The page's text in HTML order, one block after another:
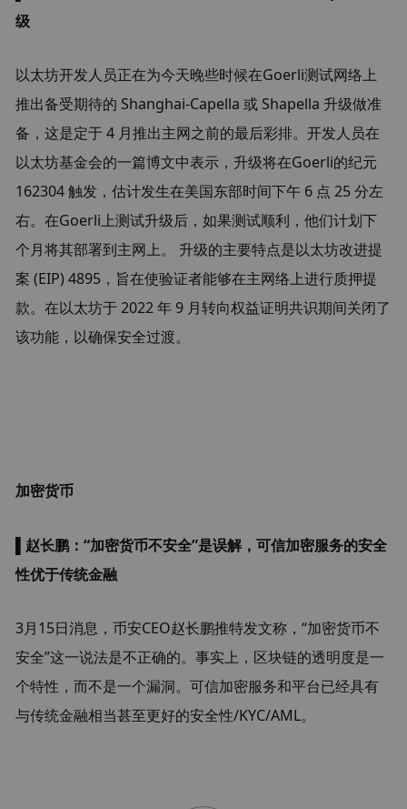
级
以太坊开发人员正在为今天晚些时候在Goerli测试网络上
推出备受期待的 Shanghai-Capella 或 Shapella 升级做准
备，这是定于 4 月推出主网之前的最后彩排。开发人员在
以太坊基金会的一篇博文中表示，升级将在Goerli的纪元
162304 触发，估计发生在美国东部时间下午 6 点 25 分左
右。在Goerli上测试升级后，如果测试顺利，他们计划下
个月将其部署到主网上。 升级的主要特点是以太坊改进提
案 (EIP) 4895，旨在使验证者能够在主网络上进行质押提
款。在以太坊于 2022 年 9 月转向权益证明共识期间关闭了
该功能，以确保安全过渡。
加密货币
▌赵长鹏：“加密货币不安全”是误解，可信加密服务的安全
性优于传统金融
3月15日消息，币安CEO赵长鹏推特发文称，“加密货币不
安全”这一说法是不正确的。事实上，区块链的透明度是一
个特性，而不是一个漏洞。可信加密服务和平台已经具有
与传统金融相当甚至更好的安全性/KYC/AML。